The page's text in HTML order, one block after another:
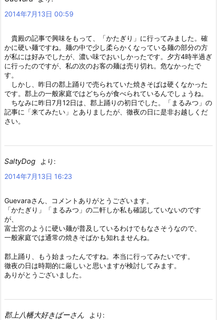
2014年7月13日 00:59
貴殿の記事で興味をもって、「かたぎり」に行ってみました。確
かに硬い麺ですね。麺の中で少し柔らかくなっている麺の部分の方
が私には好みでしたが、濃い味でおいしかったです。夕方4時半過ぎ
に行ったのですが、私の次のお客の麺は売り切れ。危なかったで
す。
しかし、昨日の郡上踊りで売られていた焼きそばは硬くなかった
です。郡上の一般家庭ではどちらが食べられているんでしょうね。
ちなみに昨日7月12日は、郡上踊りの初日でした。「まるみつ」の
記事に「来てみたい」とありましたが、徹夜の日に是非お越しくだ
さい。
SaltyDog
より:
2014年7月13日 16:23
Guevaraさん、コメントありがとうございます。
「かたぎり」「まるみつ」の二軒しか私も確認していないのです
が、
富士宮のように硬い麺が普及しているわけでもなさそうなので、
一般家庭では通常の焼きそばかも知れませんね。
郡上踊り、もう始まったんですね。本当に行ってみたいです。
徹夜の日は時期的に厳しいと思いますが検討してみます。
ありがとうございました。
郡上八幡大好きばーさん
より: